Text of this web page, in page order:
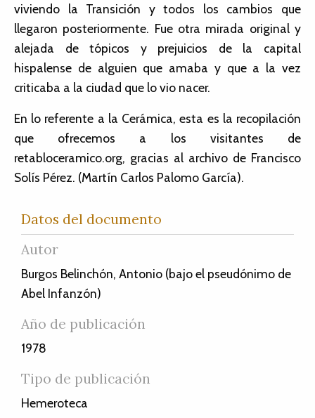
viviendo la Transición y todos los cambios que
llegaron posteriormente. Fue otra mirada original y
alejada de tópicos y prejuicios de la capital
hispalense de alguien que amaba y que a la vez
criticaba a la ciudad que lo vio nacer.
En lo referente a la Cerámica, esta es la recopilación
que ofrecemos a los visitantes de
retabloceramico.org, gracias al archivo de Francisco
Solís Pérez. (Martín Carlos Palomo García).
Datos del documento
Autor
Burgos Belinchón, Antonio (bajo el pseudónimo de
Abel Infanzón)
Año de publicación
1978
Tipo de publicación
Hemeroteca